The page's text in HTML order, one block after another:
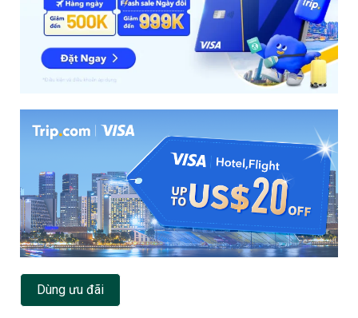
Dùng ưu đãi